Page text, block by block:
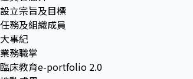
設立宗旨及目標
任務及組織成員
大事紀
業務職掌
臨床教育e-portfolio 2.0